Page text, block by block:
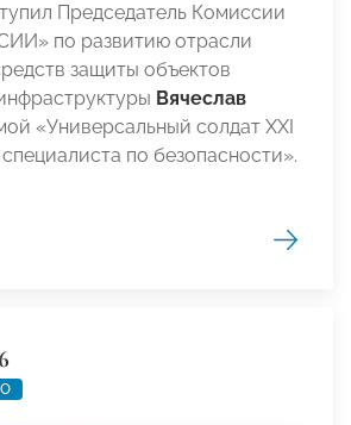
Председатель Комиссии
по развитию отрасли
защиты объектов
Вячеслав
«Универсальный солдат XXI
по безопасности».